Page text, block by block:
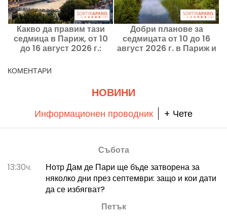
Какво да правим тази
седмица в Париж, от 10
до 16 август 2026 г.:
излизания
Добри планове за
седмицата от 10 до 16
август 2026 г. в Париж и
КОМЕНТАРИ
НОВИНИ
Информационен проводник + Чете
Събота
13:30ч.
Нотр Дам де Пари ще бъде затворена за
няколко дни през септември: защо и кои дати
да се избягват?
Петък